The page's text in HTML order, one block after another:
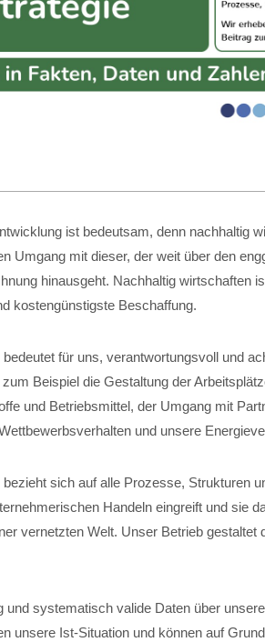
ist bedeutsam, denn nachhaltig
Umgang mit dieser, der weit über den
hinausgeht. Nachhaltig wirtschaften
kostengünstigste Beschaffung.
für uns, verantwortungsvoll und
Beispiel die Gestaltung der
und Betriebsmittel, der Umgang mit
und unsere
sich auf alle Prozesse, Strukturen
Handeln eingreift und sie
vernetzten Welt. Unser Betrieb gestaltet
und systematisch valide Daten über
unsere Ist-Situation und können auf